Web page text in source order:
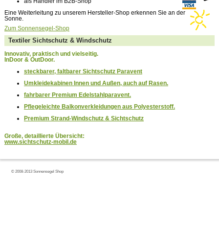
Eine Weiterleitung zu unserem Hersteller-Shop erkennen Sie an der
Sonne.
Zum Sonnensegel-Shop
Textiler Sichtschutz & Windschutz
Innovativ, praktisch und vielseitig.
InDoor & OutDoor.
steckbarer, faltbarer Sichtschutz Paravent
Umkleidekabinen Innen und Außen, auch auf Rasen.
fahrbarer Premium Edelstahlparavent.
Pflegeleichte Balkon­ver­klei­dung­en aus Polyesterstoff.
Premium Strand-Windschutz & Sichtschutz
Große, detaillierte Übersicht:
www.sichtschutz-mobil.de
© 2008-2013 Sonnensegel Shop